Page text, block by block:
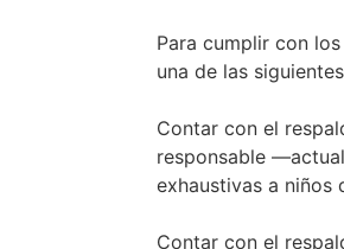
Para cumplir con
una de las
Contar con el
responsable
exhaustivas a niños
Contar con el